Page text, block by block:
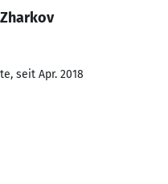
seit Apr. 2018